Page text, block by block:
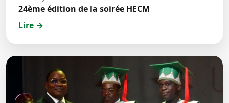
24ème édition de la soirée HECM
Lire →